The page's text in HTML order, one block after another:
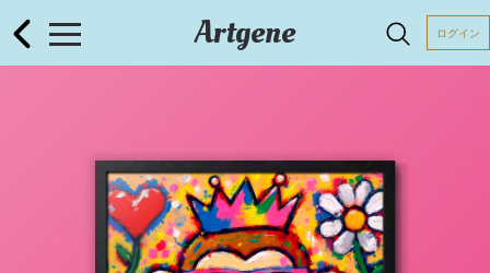
Artgene ログイン